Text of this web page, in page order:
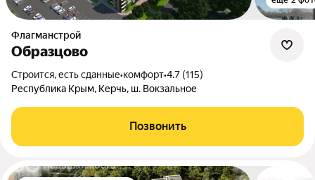
Флагманстрой
Образцово
Строится, есть сданные•комфорт•4.7 (115)
Республика Крым, Керчь, ш. Вокзальное
Позвонить